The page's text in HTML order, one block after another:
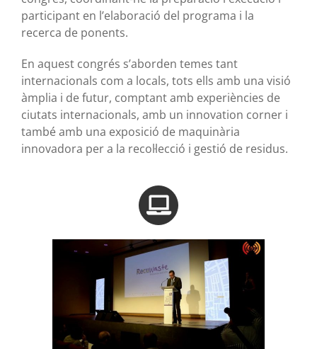
participant en l’elaboració del programa i la
recerca de ponents.
En aquest congrés s’aborden temes tant
internacionals com a locals, tots ells amb una visió
àmplia i de futur, comptant amb experiències de
ciutats internacionals, amb un innovation corner i
també amb una exposició de maquinària
innovadora per a la recol·lecció i gestió de residus.